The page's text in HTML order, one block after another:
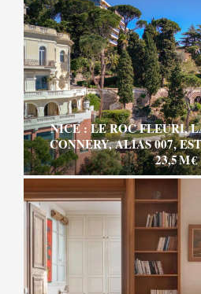
NICE : LE ROC FLEURI,
CONNERY, ALIAS 007,
23,5 M €